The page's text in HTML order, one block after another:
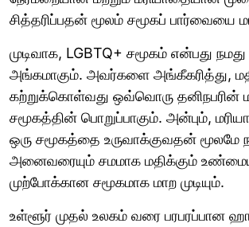
சித்தரிப்பதன் மூலம் சமூகப் பார்வையை
முடிவாக, LGBTQ+ சமூகம் என்பது
அங்கமாகும். அவர்களை அங்கீகரித்து,
கற்றுக்கொள்வது ஒவ்வொரு தனிநபரின்
சமூகத்தின் பொறுப்பாகும். அன்பும்,
ஒரு சமூகத்தை உருவாக்குவதன் மூலமே
அனைவரையும் சமமாக மதிக்கும்
முற்போக்கான சமூகமாக மாற முடியும்.
உள்ளூர் முதல் உலகம் வரை பரபரப்பான